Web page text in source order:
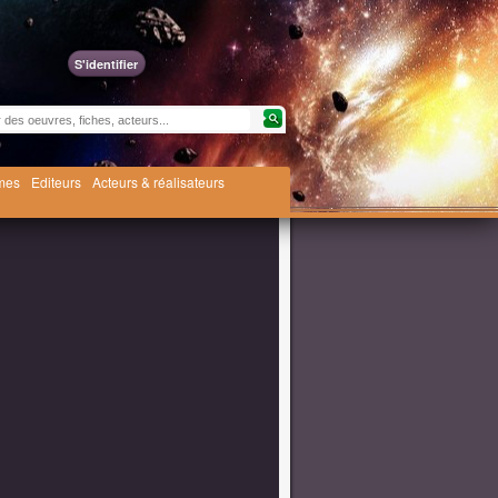
S'identifier
Editeurs Acteurs & réalisateurs